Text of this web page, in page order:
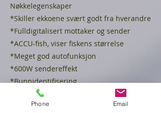
Nøkkelegenskaper
*Skiller ekkoene svært godt fra hverandre
*Fulldigitalisert mottaker og sender
*ACCU-fish, viser fiskens størrelse
*Meget god autofunksjon
*600W sendereffekt
*Bunnidentifisering
Previous Next
Phone Email